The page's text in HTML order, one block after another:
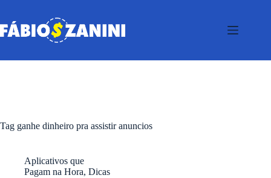
o
conteúdo
Tag ganhe dinheiro pra assistir anuncios
Aplicativos que
Pagam na Hora, Dicas